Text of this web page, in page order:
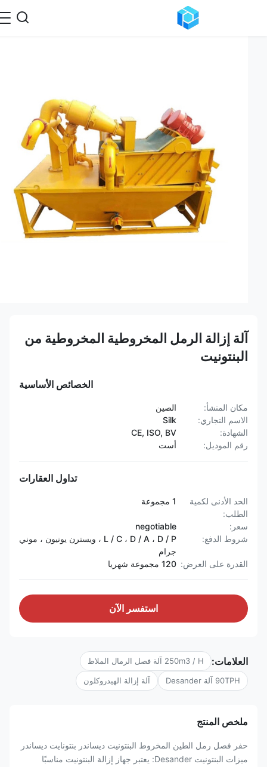
آلة إزالة الرمل المخروطية المخروطية من
البنتونيت
الخصائص الأساسية
مكان المنشأ:
الصين
الاسم التجاري:
الشهادة:
CE, ISO, BV
رقم الموديل:
تداول العقارات
الحد الأدنى لكمية
الطلب:
1 مجموعة
negotiable
شروط الدفع:
L / C ، D / A ، D / P ، ويسترن يونيون ، موني
القدرة على العرض:
120 مجموعة شهريا
استفسر الآن
العلامات: 250m3 / H آلة فصل الرمال الملاط
90TPH آلة Desander آلة إزالة الهيدروكلون
ملخص المنتج
حفر فصل رمل الطين المخروط البنتونيت ديساندر بنتونايت ديساندر
ميزات البنتونيت Desander: يعتبر جهاز إزالة البنتونيت مناسبًا